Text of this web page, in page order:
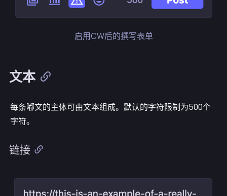
启用CW后的撰写表单
文本
每条嘟文的主体可由文本组成。默认的字符限制为500个
字符。
链接